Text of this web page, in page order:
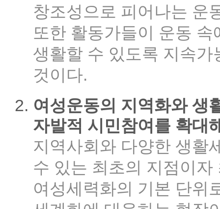
창조성으로 피어나는 운
또한 활동가들이 운동
생활할 수 있도록 지속
것이다.
여성운동의 지역화와 생
자발적 시민참여를 확대
지역사회와 다양한 생활
수 있는 최초의 지점이
여성세력화의 기본 단위